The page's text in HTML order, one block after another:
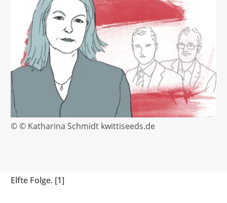
© © Katharina Schmidt kwittiseeds.de
Elfte Folge. [1]